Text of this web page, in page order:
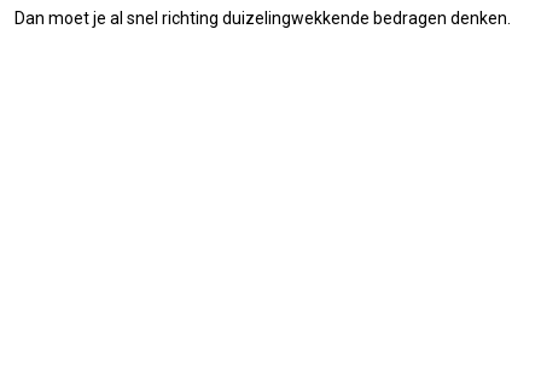
Dan moet je al snel richting duizelingwekkende bedragen denken.